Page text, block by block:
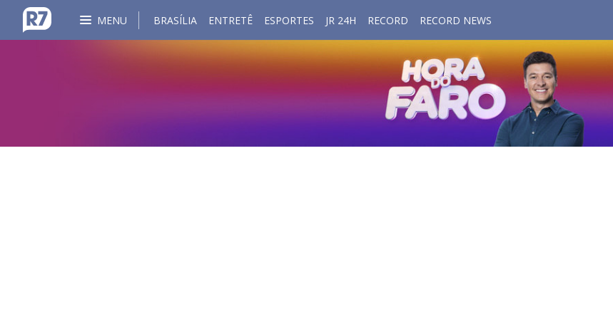
MENU BRASÍLIA ENTRETÊ ESPORTES JR 24H RECORD RECORD NEWS